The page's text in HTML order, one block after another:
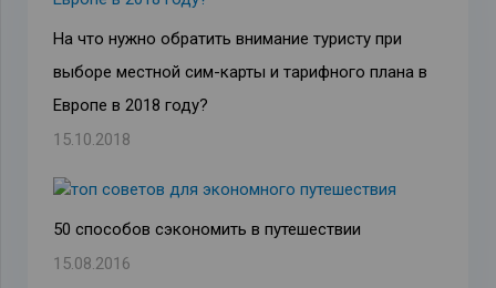
На что нужно обратить внимание туристу при
выборе местной сим-карты и тарифного плана в
Европе в 2018 году?
15.10.2018
50 способов сэкономить в путешествии
15.08.2016